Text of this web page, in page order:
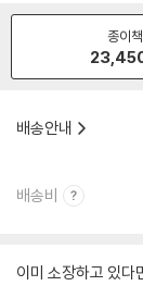
종이책
배송안내
배송비
이미 소장하고 있다